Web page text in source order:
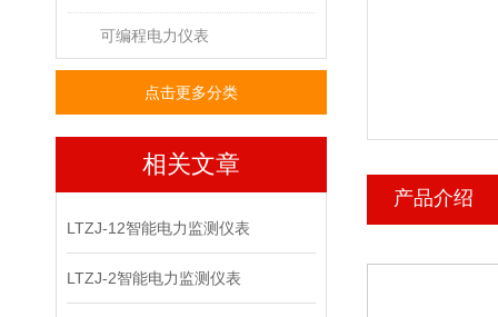
可编程电力仪表
点击更多分类
相关文章
LTZJ-12智能电力监测仪表
LTZJ-2智能电力监测仪表
产品介绍